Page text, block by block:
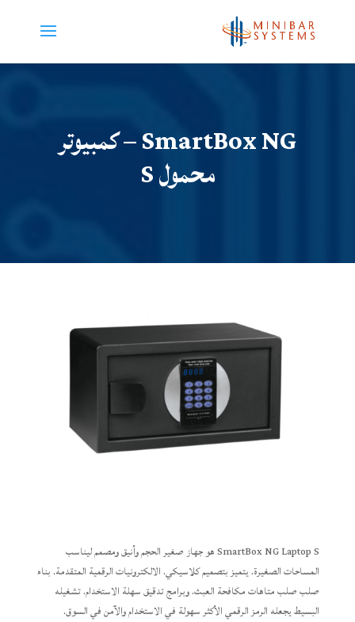
SmartBox NG – كمبيوتر
محمول S
SmartBox NG Laptop S هو جهاز صغير الحجم وأنيق ومصمم ليناسب
المساحات الصغيرة. يتميز بتصميم كلاسيكي. الالكترونيات الرقمية المتقدمة. بناء
صلب صلب متاهات مكافحة العبث. وبرامج تدقيق سهلة الاستخدام. تشغيله
البسيط يجعله الرمز الرقمي الأكثر سهولة في الاستخدام والآمن في السوق.